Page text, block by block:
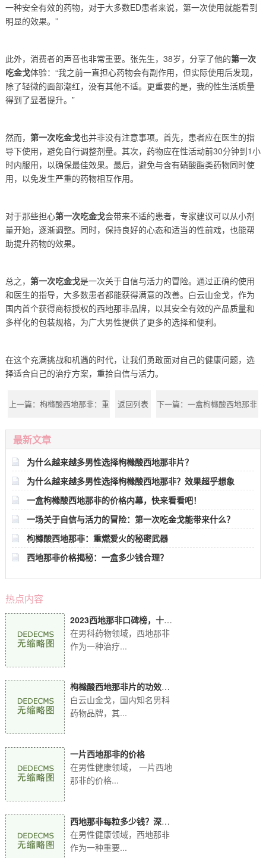
一种安全有效的药物，对于大多数ED患者来说，第一次使用就能看到
明显的效果。”
此外，消费者的声音也非常重要。张先生，38岁，分享了他的第一次
吃金戈体验：“我之前一直担心药物会有副作用，但实际使用后发现，
除了轻微的面部潮红，没有其他不适。更重要的是，我的性生活质量
得到了显著提升。”
然而， 第一次吃金戈也并非没有注意事项。首先，患者应在医生的指
导下使用，避免自行调整剂量。其次，药物应在性活动前30分钟到1小
时内服用，以确保最佳效果。最后，避免与含有硝酸酯类药物同时使
用，以免发生严重的药物相互作用。
对于那些担心第一次吃金戈会带来不适的患者，专家建议可以从小剂
量开始，逐渐调整。同时，保持良好的心态和适当的性前戏，也能帮
助提升药物的效果。
总之， 第一次吃金戈是一次关于自信与活力的冒险。通过正确的使用
和医生的指导，大多数患者都能获得满意的改善。白云山金戈，作为
国内首个获得商标授权的西地那非品牌，以其安全有效的产品质量和
多样化的包装规格，为广大男性提供了更多的选择和便利。
在这个充满挑战和机遇的时代，让我们勇敢面对自己的健康问题，选
择适合自己的治疗方案，重拾自信与活力。
上一篇： 枸橼酸西地那非：重
燃爱火的秘密武器
返回列表 下一篇：一盒枸橼酸西地那非
的价格内幕，快来看看吧！
最新文章
为什么越来越多男性选择枸橼酸西地那非片？
为什么越来越多男性选择枸橼酸西地那非？效果超乎想象
一盒枸橼酸西地那非的价格内幕，快来看看吧！
一场关于自信与活力的冒险：第一次吃金戈能带来什么？
枸橼酸西地那非：重燃爱火的秘密武器
西地那非价格揭秘：一盒多少钱合理？
热点内容
2023西地那非口碑榜，十大
品牌实力比拼！
在男科药物领域，西地那非
作为一种治疗...
枸橼酸西地那非片的功效：
全方位解读白云山金
白云山金戈，国内知名男科
药物品牌，其...
一片西地那非的价格
在男性健康领域， 一片西地
那非的价格...
西地那非每粒多少钱？深入
解析白云山金戈价格
在男性健康领域，西地那非
作为一种重要...